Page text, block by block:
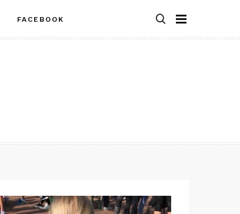
FACEBOOK